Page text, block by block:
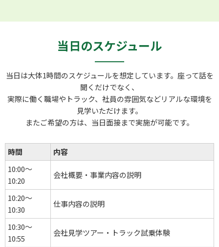
当日のスケジュール
当日は大体1時間のスケジュールを想定しています。座って話を
聞くだけでなく、
実際に働く職場やトラック、社員の雰囲気などリアルな環境を
見学いただけます。
またご希望の方は、当日面接まで実施が可能です。
時間
内容
10:00～
10:20
会社概要・事業内容の説明
10:20～
10:30
仕事内容の説明
10:30～
10:55
会社見学ツアー・トラック試乗体験